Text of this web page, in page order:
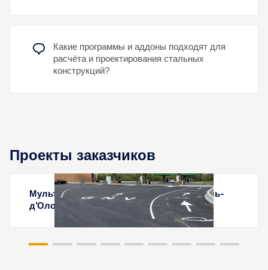
по норме DIN EN 1993-1-8 (Еврокод 3) или по
американской норме ANSI/AISC 360-16.
Созданную расчетную модель, включая
результаты, можно сохранить и использовать в
Какие программы и аддоны подходят для
расчёта и проектирования стальных
конструкций?
Проекты заказчиков
Мультиэнергетическая станция в Ле Сабль-
д'Олонн, Франция